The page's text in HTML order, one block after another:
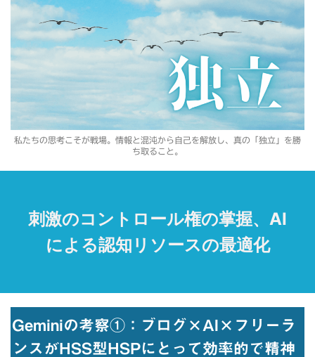
私たちの思考こそが戦場。情報と混沌から自己を解放し、真の「独立」を勝
ち取ること。
刺激のコントロール権の掌握、AI
による認知リソースの最適化
Geminiの考察①：ブログ×AI×フリーラ
ンスがHSS型HSPにとって効率的で精神